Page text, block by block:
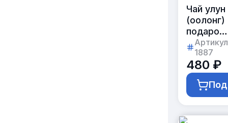
Чай улун
(оолонг)
45г
в
банке
с
клиента
1887
480 ₽
Под